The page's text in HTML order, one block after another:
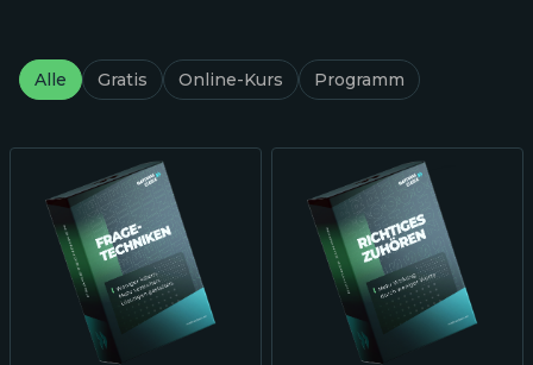
Alle Gratis Online-Kurs Programm